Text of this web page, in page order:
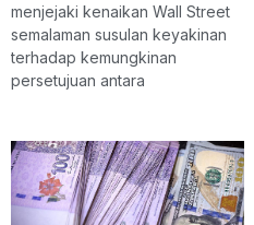
menjejaki kenaikan Wall Street
semalaman susulan keyakinan
terhadap kemungkinan
persetujuan antara